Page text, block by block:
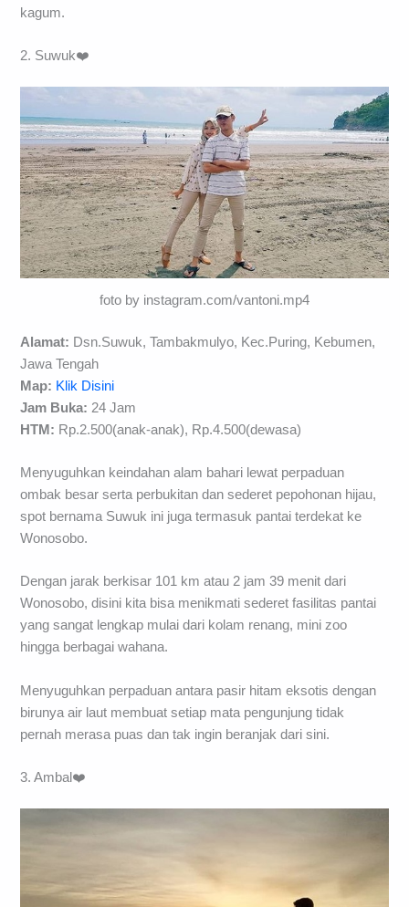
kagum.
2. Suwuk❤️
foto by instagram.com/vantoni.mp4
Alamat: Dsn.Suwuk, Tambakmulyo, Kec.Puring, Kebumen,
Jawa Tengah
Map: Klik Disini
Jam Buka: 24 Jam
HTM: Rp.2.500(anak-anak), Rp.4.500(dewasa)
Menyuguhkan keindahan alam bahari lewat perpaduan
ombak besar serta perbukitan dan sederet pepohonan hijau,
spot bernama Suwuk ini juga termasuk pantai terdekat ke
Wonosobo.
Dengan jarak berkisar 101 km atau 2 jam 39 menit dari
Wonosobo, disini kita bisa menikmati sederet fasilitas pantai
yang sangat lengkap mulai dari kolam renang, mini zoo
hingga berbagai wahana.
Menyuguhkan perpaduan antara pasir hitam eksotis dengan
birunya air laut membuat setiap mata pengunjung tidak
pernah merasa puas dan tak ingin beranjak dari sini.
3. Ambal❤️